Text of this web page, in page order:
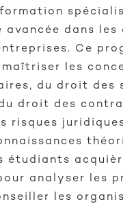
avancée dans
Ce
les
du droit des
droit des
risques
étudiants
analyser les
les